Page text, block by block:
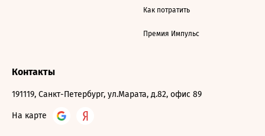
Как потратить
Премия Импульс
Контакты
191119, Санкт-Петербург, ул.Марата, д.82, офис 89
На карте